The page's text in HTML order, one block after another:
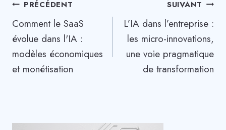
Navigation
de
l’article
PRÉCÉDENT
Comment le SaaS
évolue dans l'IA :
modèles économiques
et monétisation
SUIVANT
L’IA dans l’entreprise :
les micro-innovations,
une voie pragmatique
de transformation